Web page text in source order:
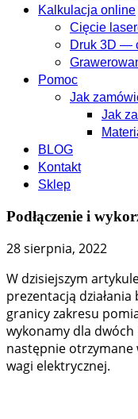
Kalkulacja online
Cięcie
Druk 3D —
Pomoc
Jak
Jak
BLOG
Kontakt
Sklep
Podłączenie i
28 sierpnia, 2022
W dzisiejszym
prezentacją
granicy zakresu
wykonamy dla
następnie otrzymane
wagi elektrycznej.